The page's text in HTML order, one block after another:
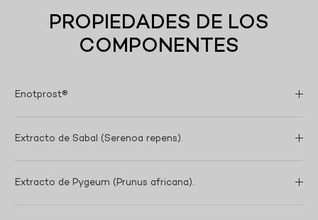
PROPIEDADES DE LOS
COMPONENTES
Enotprost®
Extracto de Sabal (Serenoa repens).
Extracto de Pygeum (Prunus africana).